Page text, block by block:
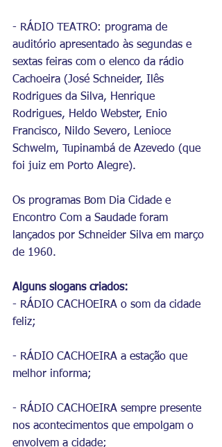
- RÁDIO TEATRO: programa de
auditório apresentado às segundas e
sextas feiras com o elenco da rádio
Cachoeira (José Schneider, Ilês
Rodrigues da Silva, Henrique
Rodrigues, Heldo Webster, Enio
Francisco, Nildo Severo, Lenioce
Schwelm, Tupinambá de Azevedo (que
foi juiz em Porto Alegre).
Os programas Bom Dia Cidade e
Encontro Com a Saudade foram
lançados por Schneider Silva em março
de 1960.
Alguns slogans criados:
- RÁDIO CACHOEIRA o som da cidade
feliz;
- RÁDIO CACHOEIRA a estação que
melhor informa;
- RÁDIO CACHOEIRA sempre presente
nos acontecimentos que empolgam o
envolvem a cidade;